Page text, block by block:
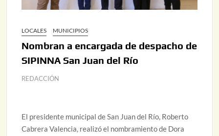
LOCALES MUNICIPIOS
Nombran a encargada de despacho de
SIPINNA San Juan del Río
REDACCIÓN
El presidente municipal de San Juan del Río, Roberto
Cabrera Valencia, realizó el nombramiento de Dora